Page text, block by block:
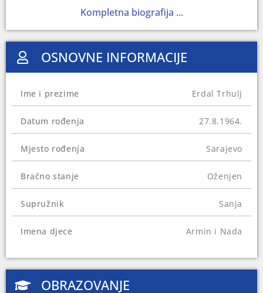
vraća u Libiju. Do 2006. radi na projektima koji su
u vezi sa izgradnjom autoceste na Koridoru Vc.
Od 2006. do 2010. godine bio je direktor
Federalne direkcije za izgradnju, upravljanje i
održavanje autocesta, a u januaru 2011. godine
preduzeća Autoceste Federacije BiH. Ovu funkciju
obnaša vrlo kratko. Samo dva mjeseca kasnije
formirana je Vlada Federacije BiH, a Trhulj je kao
kadar Stranke demokratske akcije imenovan za
federalnog ministra energije, rudarstva i
industrije.
Na općim izborima 2014. godine bez uspjeha se
Parlamenta Federacije Bosne i Hercegovine.
Kompletna biografija ...
OSNOVNE INFORMACIJE
Ime i prezime Erdal Trhulj
Datum rođenja 27.8.1964.
Mjesto rođenja Sarajevo
Bračno stanje Oženjen
Supružnik Sanja
Imena djece Armin i Nada
OBRAZOVANJE